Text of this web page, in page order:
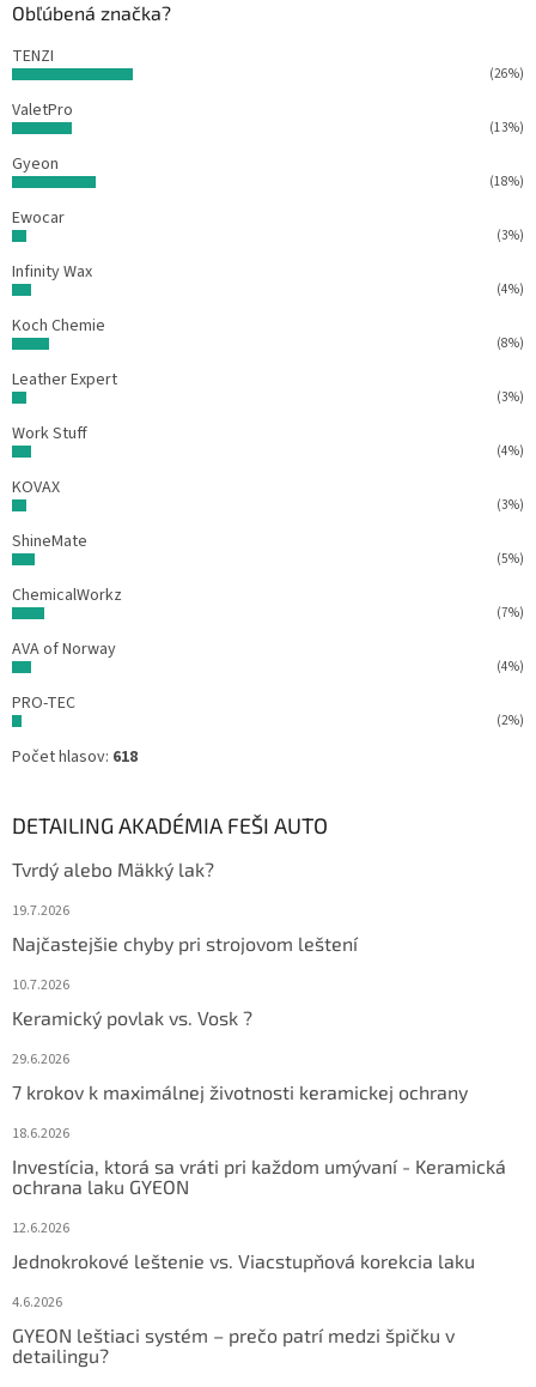
Obľúbená značka?
TENZI
(26%)
ValetPro
(13%)
Gyeon
(18%)
Ewocar
(3%)
Infinity Wax
(4%)
Koch Chemie
(8%)
Leather Expert
(3%)
Work Stuff
(4%)
KOVAX
(3%)
ShineMate
(5%)
ChemicalWorkz
(7%)
AVA of Norway
(4%)
PRO-TEC
(2%)
Počet hlasov: 618
DETAILING AKADÉMIA FEŠI AUTO
Tvrdý alebo Mäkký lak?
19.7.2026
Najčastejšie chyby pri strojovom leštení
10.7.2026
Keramický povlak vs. Vosk ?
29.6.2026
7 krokov k maximálnej životnosti keramickej ochrany
18.6.2026
Investícia, ktorá sa vráti pri každom umývaní - Keramická
ochrana laku GYEON
12.6.2026
Jednokrokové leštenie vs. Viacstupňová korekcia laku
4.6.2026
GYEON leštiaci systém – prečo patrí medzi špičku v
detailingu?